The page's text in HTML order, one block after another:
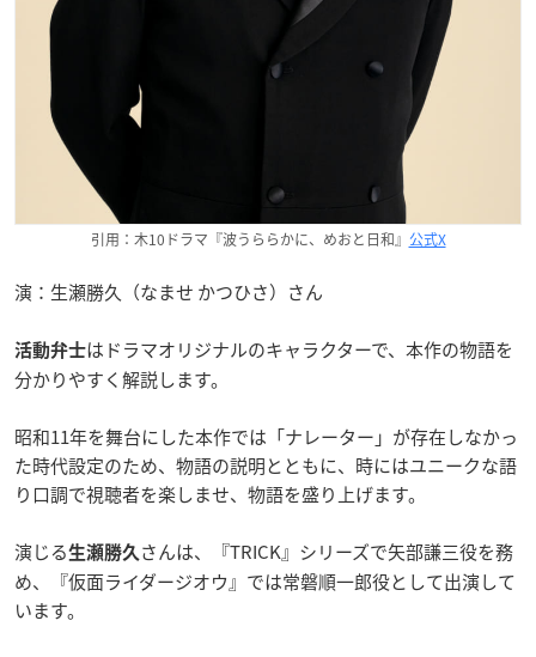
引用：木10ドラマ『波うららかに、めおと日和』 公式X
演：生瀬勝久（なませ かつひさ）さん
活動弁士はドラマオリジナルのキャラクターで、本作の物語を
分かりやすく解説します。
昭和11年を舞台にした本作では「ナレーター」が存在しなかっ
た時代設定のため、物語の説明とともに、時にはユニークな語
り口調で視聴者を楽しませ、物語を盛り上げます。
演じる生瀬勝久 さんは、『TRICK』シリーズで矢部謙三役を務
め、『仮面ライダージオウ』では常磐順一郎役として出演して
います。